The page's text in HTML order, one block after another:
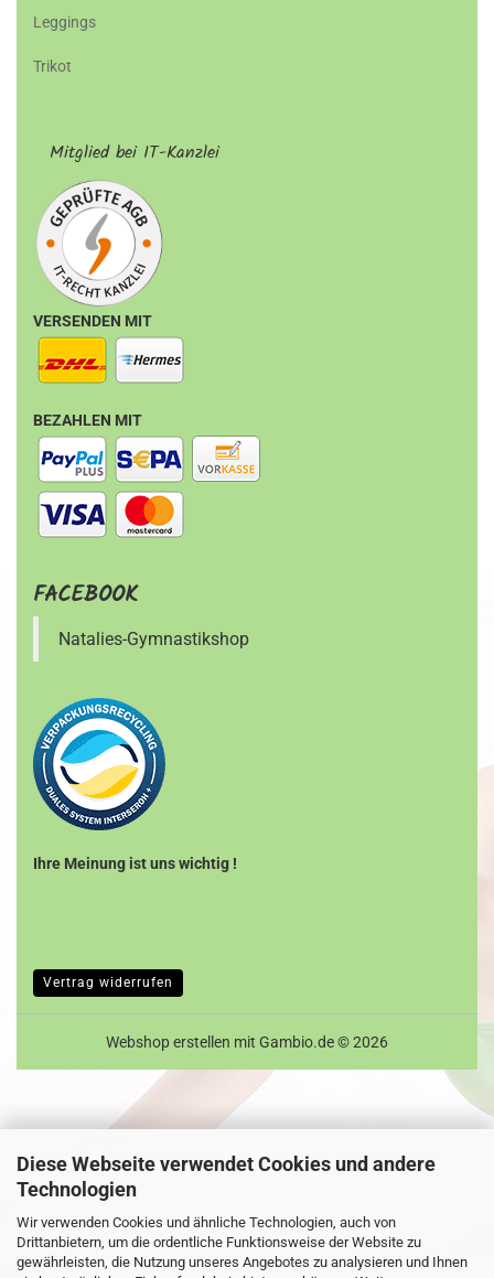
Diese Webseite verwendet Cookies und andere
Technologien
Wir verwenden Cookies und ähnliche Technologien, auch von
Drittanbietern, um die ordentliche Funktionsweise der Website zu
gewährleisten, die Nutzung unseres Angebotes zu analysieren und Ihnen
Leggings
Trikot
Mitglied bei IT-Kanzlei
VERSENDEN MIT
BEZAHLEN MIT
FACEBOOK
Natalies-Gymnastikshop
Ihre Meinung ist uns wichtig !
Vertrag widerrufen
Webshop erstellen mit Gambio.de © 2026